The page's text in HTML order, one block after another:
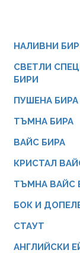
НАЛИВНИ
СВЕТЛИ
БИРИ
ПУШЕНА БИРА
ТЪМНА БИРА
ВАЙС БИРА
КРИСТАЛ
ТЪМНА ВАЙС
БОК И
СТАУТ
АНГЛИЙСКИ